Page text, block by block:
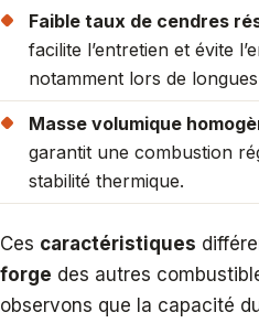
Faible taux de cendres
facilite l’entretien et évite
notamment lors de
Masse volumique
garantit une combustion
stabilité thermique.
Ces caractéristiques
forge des autres
observons que la capacité